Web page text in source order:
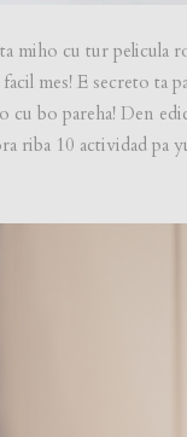
miho cu tur pelicula
facil mes! E secreto ta
cu bo pareha! Den
riba 10 actividad pa